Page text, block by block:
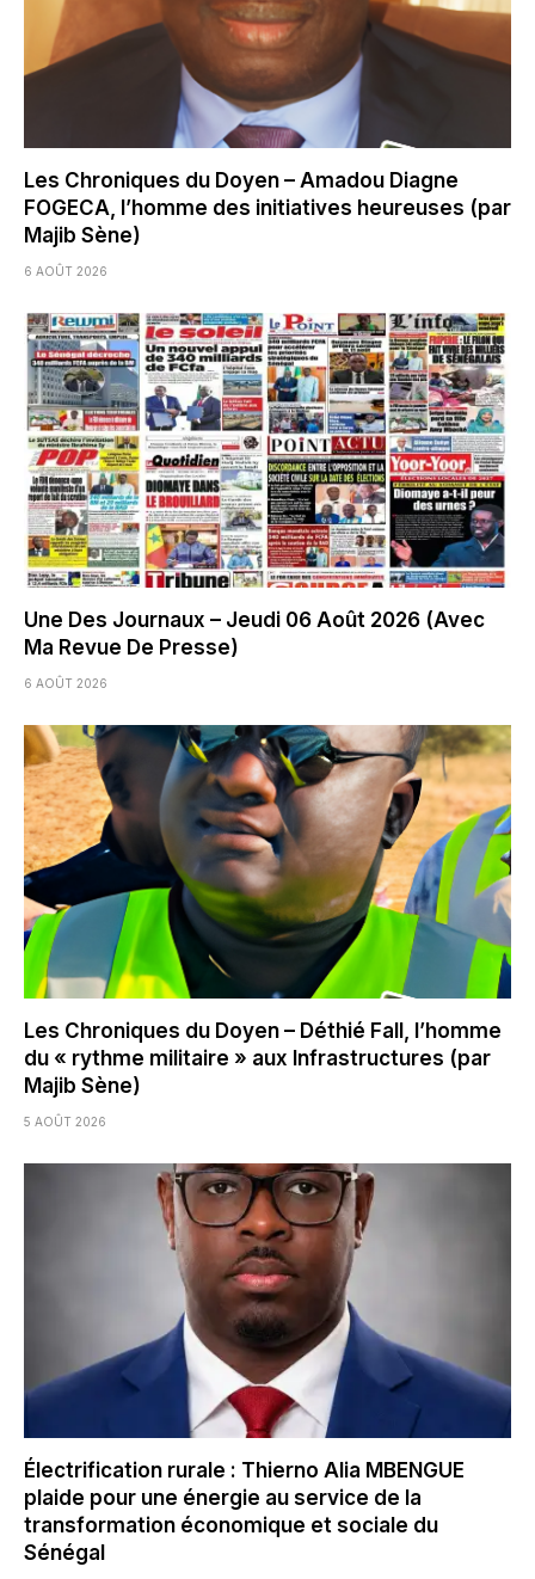
Les Chroniques du Doyen – Amadou Diagne
FOGECA, l’homme des initiatives heureuses (par
Majib Sène)
6 AOÛT 2026
Une Des Journaux – Jeudi 06 Août 2026 (Avec
Ma Revue De Presse)
6 AOÛT 2026
Les Chroniques du Doyen – Déthié Fall, l’homme
du « rythme militaire » aux Infrastructures (par
Majib Sène)
5 AOÛT 2026
Électrification rurale : Thierno Alia MBENGUE
plaide pour une énergie au service de la
transformation économique et sociale du
Sénégal